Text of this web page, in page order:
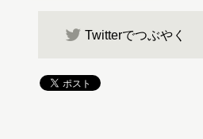
Twitterでつぶやく